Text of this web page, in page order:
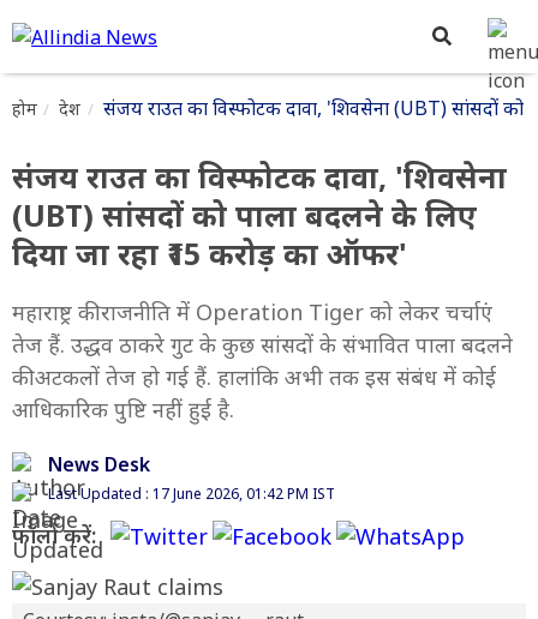
होम देश संजय राउत का विस्फोटक दावा, 'शिवसेना (UBT) सांसदों को
संजय राउत का विस्फोटक दावा, 'शिवसेना
(UBT) सांसदों को पाला बदलने के लिए
दिया जा रहा ₹15 करोड़ का ऑफर'
महाराष्ट्र की राजनीति में Operation Tiger को लेकर चर्चाएं
तेज हैं. उद्धव ठाकरे गुट के कुछ सांसदों के संभावित पाला बदलने
की अटकलों तेज हो गई हैं. हालांकि अभी तक इस संबंध में कोई
आधिकारिक पुष्टि नहीं हुई है.
News Desk
Last Updated : 17 June 2026, 01:42 PM IST
फॉलो करें: